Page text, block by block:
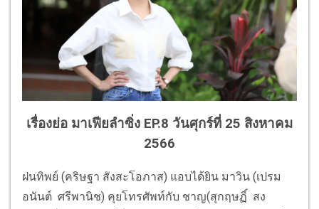
เรื่องย่อ มาเฟียลำซิ่ง EP.8 วันศุกร์ที่ 25 สิงหาคม
2566
ฝนทิพย์ (คริษฐา สังสะโอภาส) แอบได้ยิน มาวิน (เปรม
อนันต์ ศรีพานิช) คุยโทรศัพท์กับ ชาญ(สุกฤษฏิ์ สง